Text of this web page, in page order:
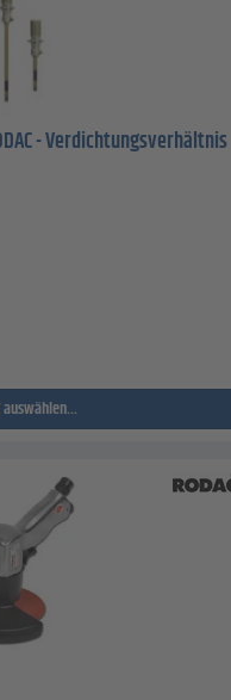
- Verdichtungsverhältnis